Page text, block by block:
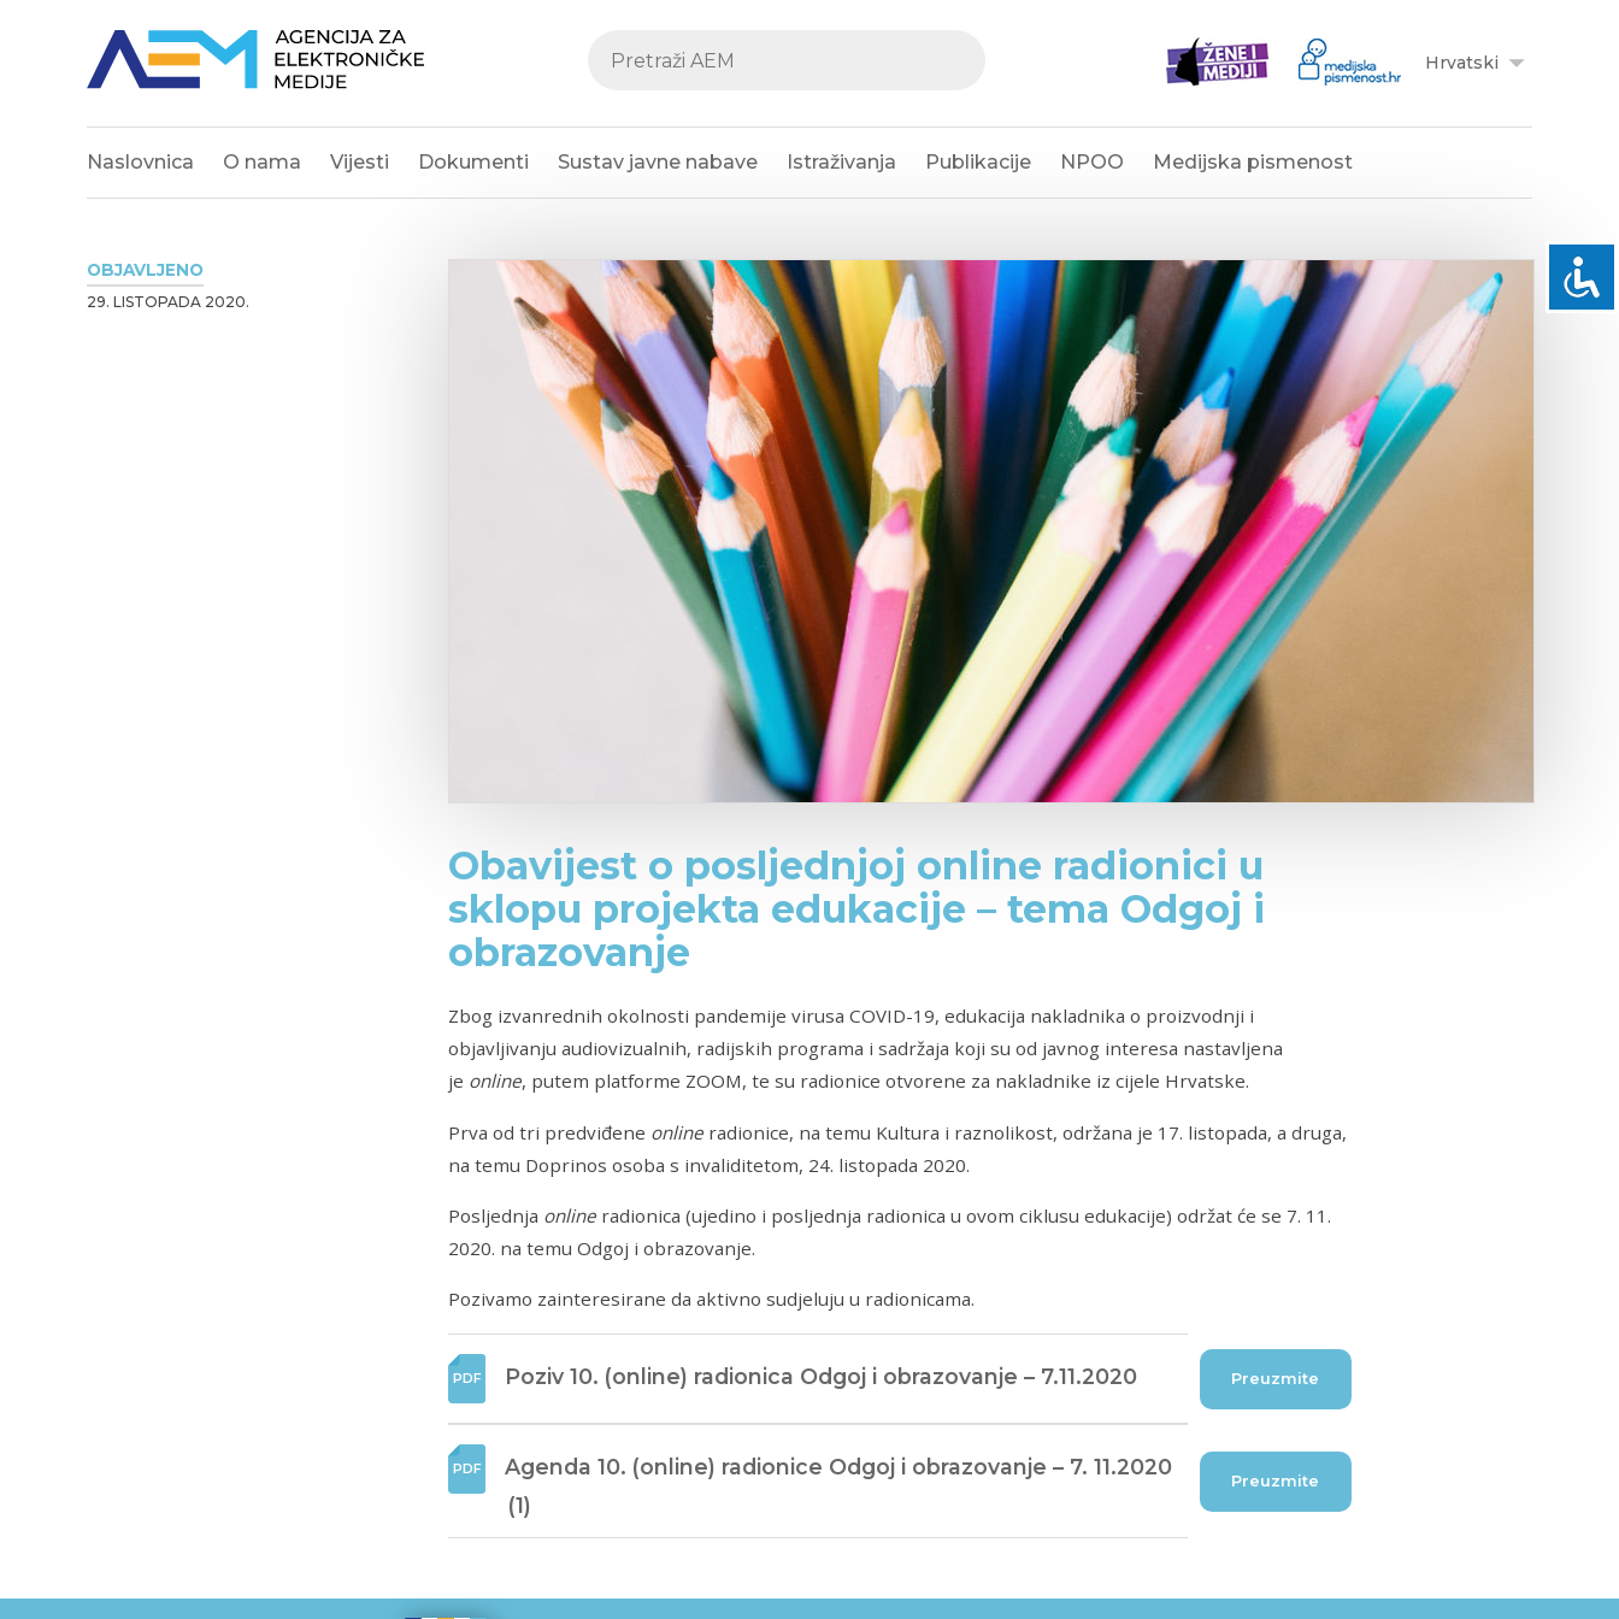
Hrvatski
Naslovnica O nama Vijesti Dokumenti Sustav javne nabave Istraživanja Publikacije NPOO Medijska pismenost
OBJAVLJENO
29. LISTOPADA 2020.
Obavijest o posljednjoj online radionici u
sklopu projekta edukacije – tema Odgoj i
obrazovanje
Zbog izvanrednih okolnosti pandemije virusa COVID-19, edukacija nakladnika o proizvodnji i
objavljivanju audiovizualnih, radijskih programa i sadržaja koji su od javnog interesa nastavljena
je online, putem platforme ZOOM, te su radionice otvorene za nakladnike iz cijele Hrvatske.
Prva od tri predviđene online radionice, na temu Kultura i raznolikost, održana je 17. listopada, a druga,
na temu Doprinos osoba s invaliditetom, 24. listopada 2020.
Posljednja online radionica (ujedino i posljednja radionica u ovom ciklusu edukacije) održat će se 7. 11.
2020. na temu Odgoj i obrazovanje.
Pozivamo zainteresirane da aktivno sudjeluju u radionicama.
Poziv 10. (online) radionica Odgoj i obrazovanje – 7.11.2020 Preuzmite
Agenda 10. (online) radionice Odgoj i obrazovanje – 7. 11.2020
(1)
Preuzmite